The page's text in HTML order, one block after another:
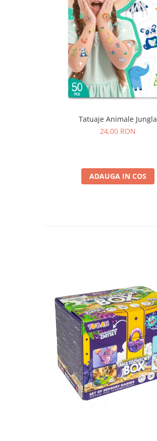
Tatuaje Animale Jungla
24,00 RON
ADAUGA IN COS